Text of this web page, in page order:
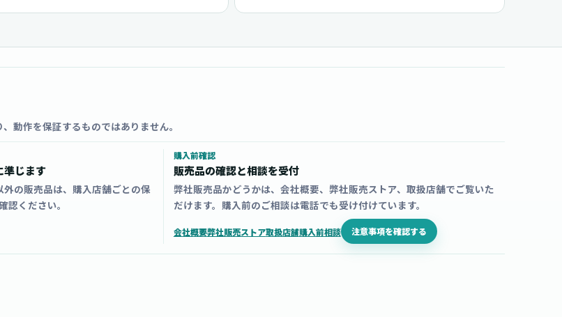
動作を保証するものではありません。
準じます
の販売品は、購入店舗ごとの保
認ください。
購入前確認
販売品の確認と相談を受付
弊社販売品かどうかは、会社概要、弊社販売ストア、取扱店舗でご覧いた
だけます。購入前のご相談は電話でも受け付けています。
会社概要弊社販売ストア取扱店舗購入前相談 注意事項を確認する